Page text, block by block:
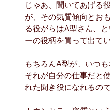
じゃあ、聞いてあげる
が、その気質傾向とお
る役がらはA型さん、
ーの役柄を買って出て
もちろんA型が、いつ
それが自分の仕事だと
れた聞き役になれるので